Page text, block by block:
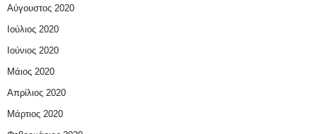
Αύγουστος 2020
Ιούλιος 2020
Ιούνιος 2020
Μάιος 2020
Απρίλιος 2020
Μάρτιος 2020